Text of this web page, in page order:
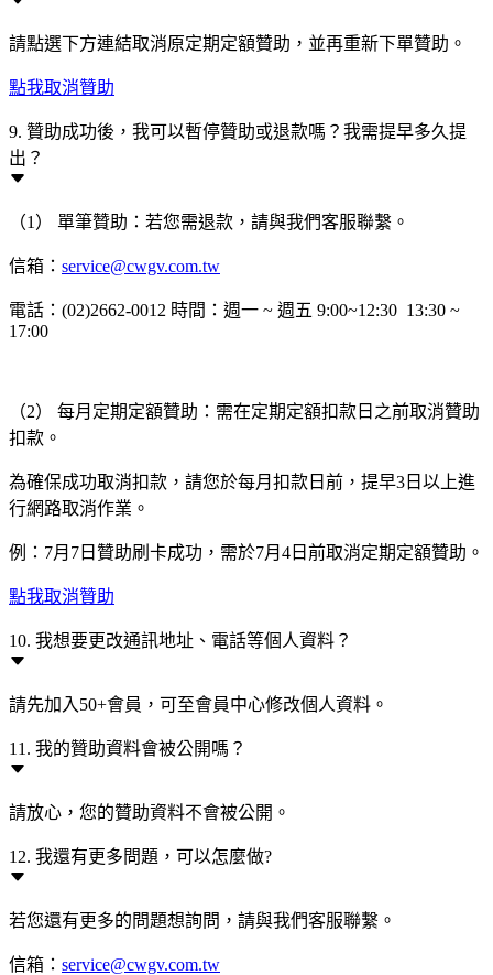
請點選下方連結取消原定期定額贊助，並再重新下單贊助。
點我取消贊助
9. 贊助成功後，我可以暫停贊助或退款嗎？我需提早多久提
出？
（1） 單筆贊助：若您需退款，請與我們客服聯繫。
信箱： service@cwgv.com.tw
電話：(02)2662-0012 時間：週一 ~ 週五 9:00~12:30 13:30 ~
17:00
（2） 每月定期定額贊助：需在定期定額扣款日之前取消贊助
扣款。
為確保成功取消扣款，請您於每月扣款日前，提早3日以上進
行網路取消作業。
例：7月7日贊助刷卡成功，需於7月4日前取消定期定額贊助。
點我取消贊助
10. 我想要更改通訊地址、電話等個人資料？
請先加入50+會員，可至會員中心修改個人資料。
11. 我的贊助資料會被公開嗎？
請放心，您的贊助資料不會被公開。
12. 我還有更多問題，可以怎麼做?
若您還有更多的問題想詢問，請與我們客服聯繫。
信箱： service@cwgv.com.tw